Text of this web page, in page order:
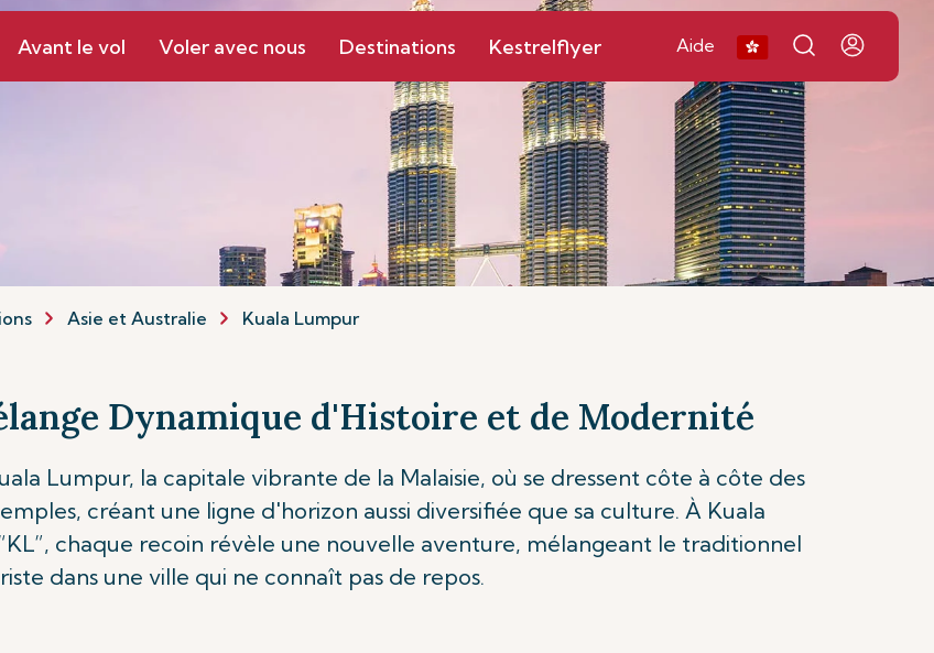
Avant le vol Voler avec nous Destinations Kestrelflyer Aide
Asie et Australie Kuala Lumpur
Dynamique d'Histoire et de Modernité
Lumpur, la capitale vibrante de la Malaisie, où se dressent côte à côte des
créant une ligne d'horizon aussi diversifiée que sa culture. À Kuala
chaque recoin révèle une nouvelle aventure, mélangeant le traditionnel
dans une ville qui ne connaît pas de repos.